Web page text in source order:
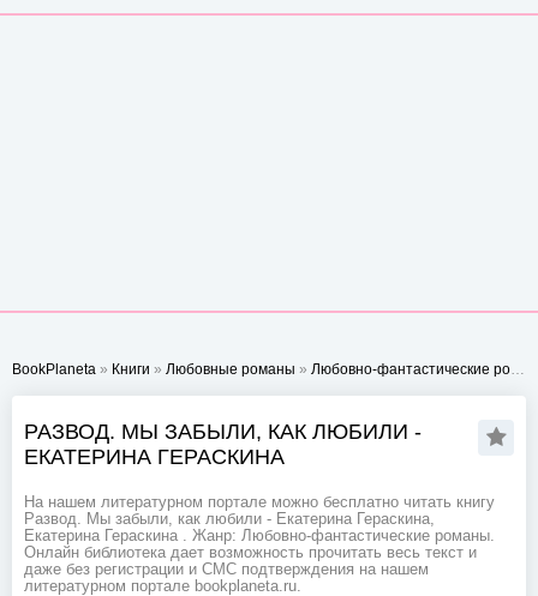
BookPlaneta » Книги » Любовные романы » Любовно-фантастические романы
РАЗВОД. МЫ ЗАБЫЛИ, КАК ЛЮБИЛИ -
ЕКАТЕРИНА ГЕРАСКИНА
На нашем литературном портале можно бесплатно читать книгу
Развод. Мы забыли, как любили - Екатерина Гераскина,
Екатерина Гераскина . Жанр: Любовно-фантастические романы.
Онлайн библиотека дает возможность прочитать весь текст и
даже без регистрации и СМС подтверждения на нашем
литературном портале bookplaneta.ru.